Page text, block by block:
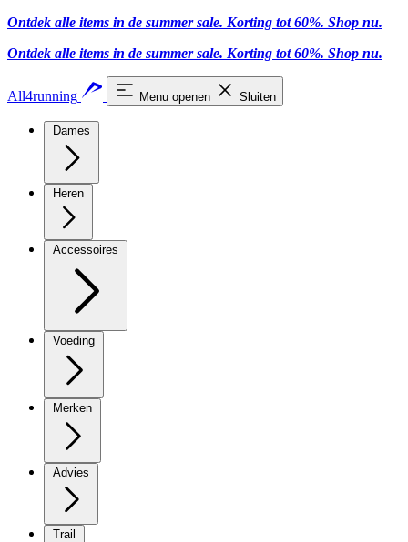
Ontdek alle items in de summer sale. Korting tot 60%. Shop nu.
Ontdek alle items in de summer sale. Korting tot 60%. Shop nu.
All4running Menu openen Sluiten
Dames
Heren
Accessoires
Voeding
Merken
Advies
Trail